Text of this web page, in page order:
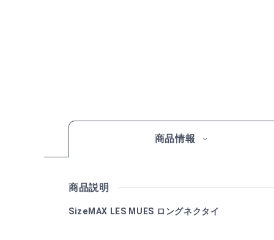
商品情報
商品説明
SizeMAX LES MUES ロングネクタイ